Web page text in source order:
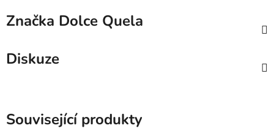
Značka Dolce Quela
Diskuze
Související produkty